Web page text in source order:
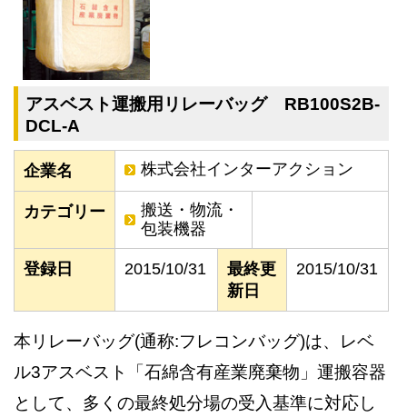
アスベスト運搬用リレーバッグ RB100S2B-
DCL-A
企業名 株式会社インターアクション
カテゴリー
搬送・物流・
包装機器
登録日 2015/10/31
最終更
新日
2015/10/31
本リレーバッグ(通称:フレコンバッグ)は、レベ
ル3アスベスト「石綿含有産業廃棄物」運搬容器
として、多くの最終処分場の受入基準に対応し